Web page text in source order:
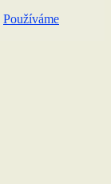
Používáme